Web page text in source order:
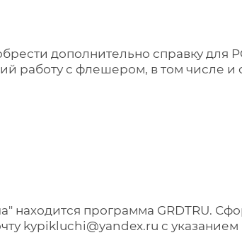
дополнительно справку для
работу с флешером, в том числе и
находится программа GRDTRU.
kypikluchi@yandex.ru с